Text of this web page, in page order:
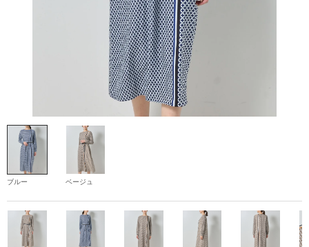
ブルー ベージュ